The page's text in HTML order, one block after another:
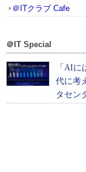
＠ITクラブ Cafe
＠IT Special